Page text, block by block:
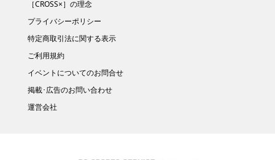
［CROSS×］の理念
プライバシーポリシー
特定商取引法に関する表示
ご利用規約
イベントについてのお問合せ
掲載･広告のお問い合わせ
運営会社